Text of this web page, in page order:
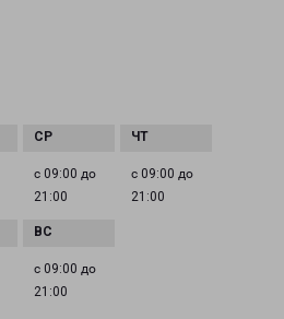
с 09:00 до
21:00
с 09:00 до
21:00
с 09:00 до
21:00